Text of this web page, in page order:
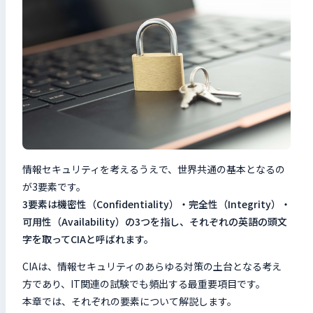
情報セキュリティを考えるうえで、世界共通の基本となるの
が3要素です。
3要素は機密性（Confidentiality）・完全性（Integrity）・
可用性（Availability）の3つを指し、それぞれの英語の頭文
字を取ってCIAと呼ばれます。
CIAは、情報セキュリティのあらゆる対策の土台となる考え
方であり、IT関連の試験でも頻出する最重要項目です。
本章では、それぞれの要素について解説します。